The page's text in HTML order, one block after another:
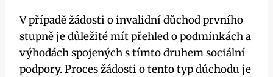
V případě žádosti o invalidní důchod prvního
stupně je důležité mít přehled o podmínkách a
výhodách spojených s tímto druhem sociální
podpory. Proces žádosti o tento typ důchodu je